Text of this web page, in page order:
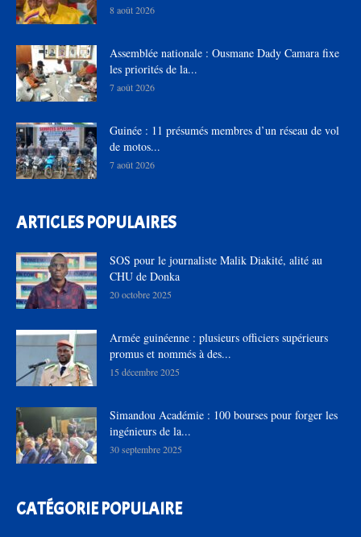
8 août 2026
Assemblée nationale : Ousmane Dady Camara fixe
les priorités de la...
7 août 2026
Guinée : 11 présumés membres d’un réseau de vol
de motos...
7 août 2026
ARTICLES POPULAIRES
SOS pour le journaliste Malik Diakité, alité au
CHU de Donka
20 octobre 2025
Armée guinéenne : plusieurs officiers supérieurs
promus et nommés à des...
15 décembre 2025
Simandou Académie : 100 bourses pour forger les
ingénieurs de la...
30 septembre 2025
CATÉGORIE POPULAIRE